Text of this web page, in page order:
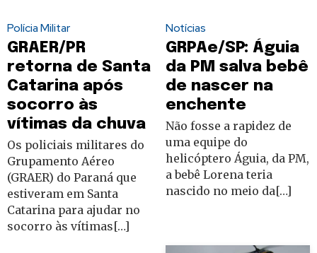
Polícia Militar
GRAER/PR
retorna de Santa
Catarina após
socorro às
vítimas da chuva
Os policiais militares do
Grupamento Aéreo
(GRAER) do Paraná que
estiveram em Santa
Catarina para ajudar no
socorro às vítimas[…]
Notícias
GRPAe/SP: Águia
da PM salva bebê
de nascer na
enchente
Não fosse a rapidez de
uma equipe do
helicóptero Águia, da PM,
a bebê Lorena teria
nascido no meio da[…]